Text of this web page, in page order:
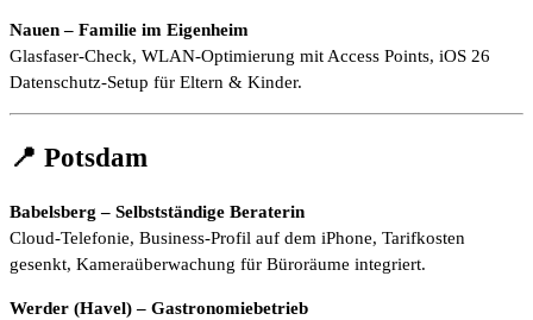
Nauen – Familie im Eigenheim
Glasfaser-Check, WLAN-Optimierung mit Access Points, iOS 26
Datenschutz-Setup für Eltern & Kinder.
📍 Potsdam
Babelsberg – Selbstständige Beraterin
Cloud-Telefonie, Business-Profil auf dem iPhone, Tarifkosten
gesenkt, Kameraüberwachung für Büroräume integriert.
Werder (Havel) – Gastronomiebetrieb